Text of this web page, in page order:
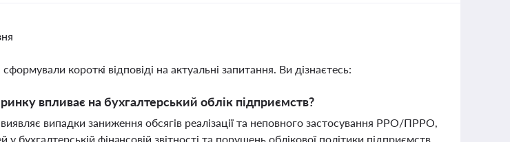
короткі відповіді на актуальні запитання. Ви дізнаєтесь:
впливає на бухгалтерський облік підприємств?
випадки заниження обсягів реалізації та неповного застосування РРО/ПРРО,
бухгалтерській фінансовій звітності та порушень облікової політики підприємств.